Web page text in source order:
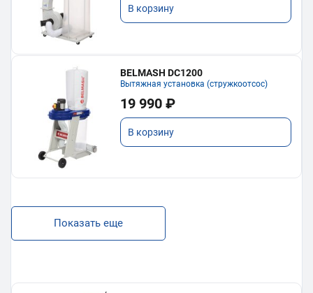
В корзину
BELMASH DC1200
Вытяжная установка (стружкоотсос)
19 990 ₽
В корзину
Показать еще